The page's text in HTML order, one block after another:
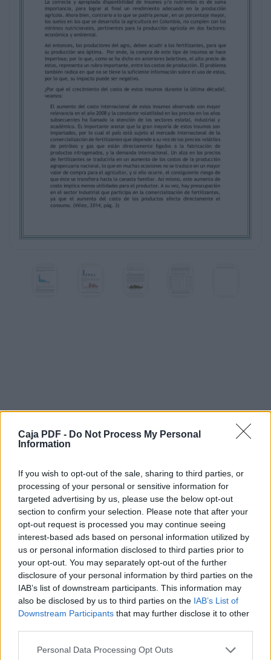
Caja PDF - Do Not Process My Personal
Information
If you wish to opt-out of the sale, sharing to third parties, or
processing of your personal or sensitive information for
targeted advertising by us, please use the below opt-out
section to confirm your selection. Please note that after your
opt-out request is processed you may continue seeing
interest-based ads based on personal information utilized by
us or personal information disclosed to third parties prior to
your opt-out. You may separately opt-out of the further
disclosure of your personal information by third parties on the
IAB’s list of downstream participants. This information may
also be disclosed by us to third parties on the IAB’s List of
Downstream Participants that may further disclose it to other
Personal Data Processing Opt Outs
para que
su producción sea óptima. Por ende, la compra de
hace
imperiosa; por lo que, como se ha dicho en anteriores
precio de
estos, representa un rubro importante, entre los costos
problema
también radica en que no se tiene la suficiente
estos,
por lo que, su impacto puede ser negativo.
¿Por qué el crecimiento del costo de estos insumos
década?,
veamos:
El aumento del costo internacional de estos insumos
mayor
relevancia en el año 2008 y la constante volatilidad en
años
son
volátiles
de petróleo y gas que están directamente ligados a la
ya que el aumento del costo de los productos afecta
consumo. (Vélez, 2014, pág. 3)
de
subsidios respecto a este tipo de insumos; teniendo en
país se
produce una baja cantidad de materias primas para la
diferentes
fertilizantes.
Como se puede evidenciar en la gráfica 1, para la
hortaliza,
como la Lechuga Batavia, la participación de los
producción es bastante elevada:
Grafica 1. Participación de los costos de producción
Descargar el documento (PDF)
Boletin VIII insumos.pdf (PDF, 1.1 MB)
Descargar